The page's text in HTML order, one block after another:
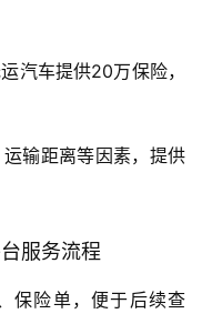
汽车提供20万保险，
输距离等因素，提供
服务流程
保险单，便于后续查